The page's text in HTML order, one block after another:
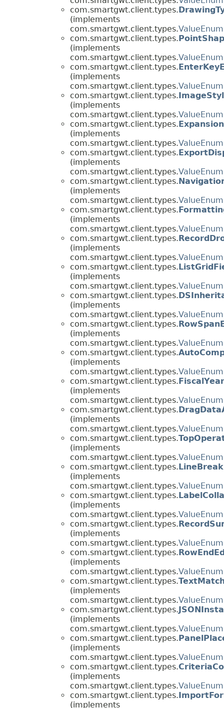
com.smartgwt.client.types.
(implements
com.smartgwt.client.types.ValueEnum
com.smartgwt.client.types.
(implements
com.smartgwt.client.types.ValueEnum
com.smartgwt.client.types.
(implements
com.smartgwt.client.types.ValueEnum
com.smartgwt.client.types.
(implements
com.smartgwt.client.types.ValueEnum
com.smartgwt.client.types.
(implements
com.smartgwt.client.types.ValueEnum
com.smartgwt.client.types.
(implements
com.smartgwt.client.types.ValueEnum
com.smartgwt.client.types.
(implements
com.smartgwt.client.types.ValueEnum
com.smartgwt.client.types.
(implements
com.smartgwt.client.types.ValueEnum
com.smartgwt.client.types.
(implements
com.smartgwt.client.types.ValueEnum
com.smartgwt.client.types.
(implements
com.smartgwt.client.types.ValueEnum
com.smartgwt.client.types.
(implements
com.smartgwt.client.types.ValueEnum
com.smartgwt.client.types.
(implements
com.smartgwt.client.types.ValueEnum
com.smartgwt.client.types.
(implements
com.smartgwt.client.types.ValueEnum
com.smartgwt.client.types.
(implements
com.smartgwt.client.types.ValueEnum
com.smartgwt.client.types.
(implements
com.smartgwt.client.types.ValueEnum
com.smartgwt.client.types.
(implements
com.smartgwt.client.types.ValueEnum
com.smartgwt.client.types.
(implements
com.smartgwt.client.types.ValueEnum
com.smartgwt.client.types.
(implements
com.smartgwt.client.types.ValueEnum
com.smartgwt.client.types.
(implements
com.smartgwt.client.types.ValueEnum
com.smartgwt.client.types.
(implements
com.smartgwt.client.types.ValueEnum
com.smartgwt.client.types.
(implements
com.smartgwt.client.types.ValueEnum
com.smartgwt.client.types.
(implements
com.smartgwt.client.types.ValueEnum
com.smartgwt.client.types.
(implements
com.smartgwt.client.types.ValueEnum
com.smartgwt.client.types.
(implements
com.smartgwt.client.types.ValueEnum
com.smartgwt.client.types.
(implements